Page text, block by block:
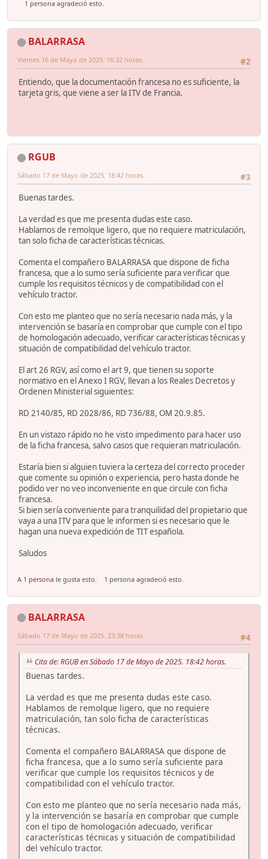
1 persona agradeció esto.
BALARRASA
#2
Viernes 16 de Mayo de 2025. 16:32 horas.
Entiendo, que la documentación francesa no es suficiente, la
tarjeta gris, que viene a ser la ITV de Francia.
RGUB
#3
Sábado 17 de Mayo de 2025. 18:42 horas.
Buenas tardes.
La verdad es que me presenta dudas este caso.
Hablamos de remolque ligero, que no requiere matriculación,
tan solo ficha de características técnicas.
Comenta el compañero BALARRASA que dispone de ficha
francesa, que a lo sumo sería suficiente para verificar que
cumple los requisitos técnicos y de compatibilidad con el
vehículo tractor.
Con esto me planteo que no sería necesario nada más, y la
intervención se basaría en comprobar que cumple con el tipo
de homologación adecuado, verificar características técnicas y
situación de compatibilidad del vehículo tractor.
El art 26 RGV, así como el art 9, que tienen su soporte
normativo en el Anexo I RGV, llevan a los Reales Decretos y
Ordenen Ministerial siguientes:
RD 2140/85, RD 2028/86, RD 736/88, OM 20.9.85.
En un vistazo rápido no he visto impedimento para hacer uso
de la ficha francesa, salvo casos que requieran matriculación.
Estaría bien si alguien tuviera la certeza del correcto proceder
que comente su opinión o experiencia, pero hasta donde he
podido ver no veo inconveniente en que circule con ficha
francesa.
Si bien sería conveniente para tranquilidad del propietario que
vaya a una ITV para que le informen si es necesario que le
hagan una nueva expedición de TIT española.
Saludos
A 1 persona le gusta esto. 1 persona agradeció esto.
BALARRASA
#4
Sábado 17 de Mayo de 2025. 23:38 horas.
Cita de: RGUB en Sábado 17 de Mayo de 2025. 18:42 horas.
Buenas tardes.
La verdad es que me presenta dudas este caso.
Hablamos de remolque ligero, que no requiere
matriculación, tan solo ficha de características
técnicas.
Comenta el compañero BALARRASA que dispone de
ficha francesa, que a lo sumo sería suficiente para
verificar que cumple los requisitos técnicos y de
compatibilidad con el vehículo tractor.
Con esto me planteo que no sería necesario nada más,
y la intervención se basaría en comprobar que cumple
con el tipo de homologación adecuado, verificar
características técnicas y situación de compatibilidad
del vehículo tractor.